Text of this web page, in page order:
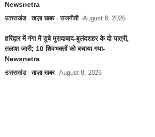
Newsnetra
उत्तराखंड ताज़ा खबर राजनीती August 8, 2026
हरिद्वार में गंगा में डूबे मुरादाबाद-बुलंदशहर के दो यात्री,
तलाश जारी; 10 शिवभक्तों को बचाया गया-
Newsnetra
उत्तराखंड ताज़ा खबर August 8, 2026